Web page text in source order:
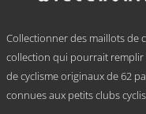
Collectionner des maillots de
collection qui pourrait remplir
de cyclisme originaux de 62
connues aux petits clubs